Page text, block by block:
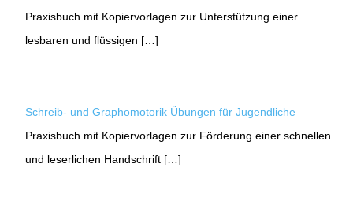
Praxisbuch mit Kopiervorlagen zur Unterstützung einer
lesbaren und flüssigen […]
Schreib- und Graphomotorik Übungen für Jugendliche
Praxisbuch mit Kopiervorlagen zur Förderung einer schnellen
und leserlichen Handschrift […]